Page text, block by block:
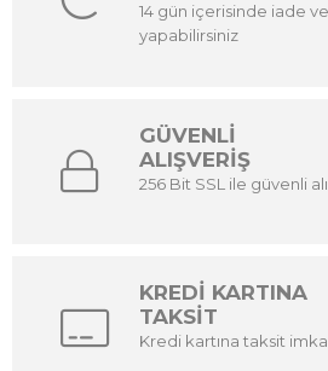
14 gün içerisinde iade
yapabilirsiniz
GÜVENLİ
ALIŞVERİŞ
256 Bit SSL ile güvenli
KREDİ KARTINA
TAKSİT
Kredi kartına taksit